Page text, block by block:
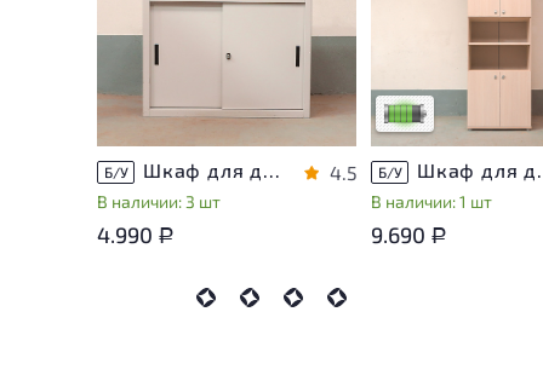
Б/У Шкаф для документов Металл
В наличии: 3 шт
4.5
4.990 Р
незначительные
эксплуатации, не
использования
Низкая степень
Б/У Шкаф для
В наличии: 1 шт
9.690 Р